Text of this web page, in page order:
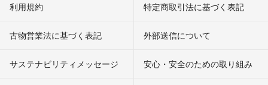
利用規約 特定商取引法に基づく表記
古物営業法に基づく表記 外部送信について
サステナビリティメッセージ 安心・安全のための取り組み